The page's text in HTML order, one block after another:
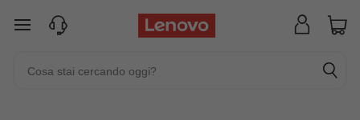
Tpassa a contenuto principale